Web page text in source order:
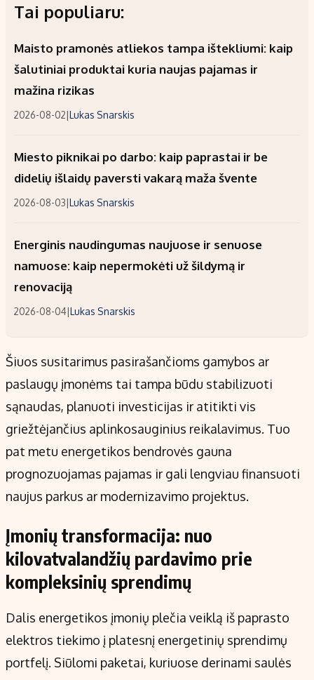
Tai populiaru:
Maisto pramonės atliekos tampa ištekliumi: kaip
šalutiniai produktai kuria naujas pajamas ir
mažina rizikas
2026-08-02|Lukas Snarskis
Miesto piknikai po darbo: kaip paprastai ir be
didelių išlaidų paversti vakarą maža švente
2026-08-03|Lukas Snarskis
Energinis naudingumas naujuose ir senuose
namuose: kaip nepermokėti už šildymą ir
renovaciją
2026-08-04|Lukas Snarskis
Šiuos susitarimus pasirašančioms gamybos ar
paslaugų įmonėms tai tampa būdu stabilizuoti
sąnaudas, planuoti investicijas ir atitikti vis
griežtėjančius aplinkosauginius reikalavimus. Tuo
pat metu energetikos bendrovės gauna
prognozuojamas pajamas ir gali lengviau finansuoti
naujus parkus ar modernizavimo projektus.
Įmonių transformacija: nuo
kilovatvalandžių pardavimo prie
kompleksinių sprendimų
Dalis energetikos įmonių plečia veiklą iš paprasto
elektros tiekimo į platesnį energetinių sprendimų
portfelį. Siūlomi paketai, kuriuose derinami saulės